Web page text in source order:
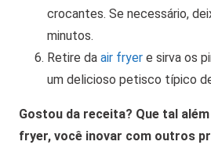
crocantes. Se necessário,
minutos.
Retire da air fryer e sirva os
um delicioso petisco típico
Gostou da receita? Que tal
fryer, você inovar com outros